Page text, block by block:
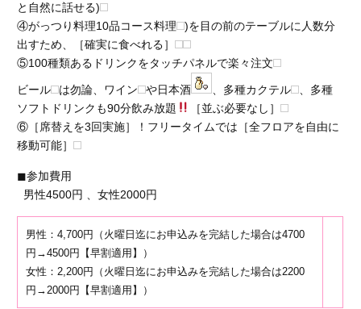
と自然に話せる)
④がっつり料理10品コース料理
)を目の前のテーブルに人数分
出すため、［確実に食べれる］
⑤100種類あるドリンクをタッチパネルで楽々注文
ビール は勿論、ワイン や日本酒 、多種カクテル
、多種
ソフトドリンクも90分飲み放題
［並ぶ必要なし］
⑥［ 席替えを3回実施］！フリータイムでは［全フロアを自由に
移動可能］
◼︎参加費用
男性4500円
、女性2000円
男性：4,700円（火曜日迄にお申込みを完結した場合は4700
円→4500円【早割適用】）
女性：2,200円（火曜日迄にお申込みを完結した場合は2200
円→2000円【早割適用】）